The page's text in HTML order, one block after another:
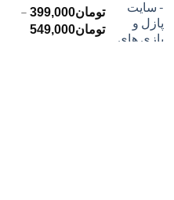
تومان399,000
–
تومان549,000